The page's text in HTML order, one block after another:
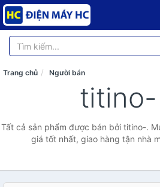
Trang chủ Người bán
titino-
Tất cả sản phẩm được bán bởi titino-.
giá tốt nhất, giao hàng tận nhà